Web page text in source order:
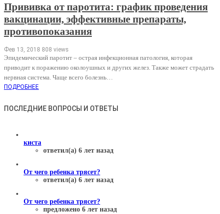
Прививка от паротита: график проведения
вакцинации, эффективные препараты,
противопоказания
Фев 13, 2018 808 views
Эпидемический паротит – острая инфекционная патология, которая
приводит к поражению околоушных и других желез. Также может страдать
нервная система. Чаще всего болезнь…
ПОДРОБНЕЕ
ПОСЛЕДНИЕ ВОПРОСЫ И ОТВЕТЫ
киста
ответил(а) 6 лет назад
От чего ребенка трясет?
ответил(а) 6 лет назад
От чего ребенка трясет?
предложено 6 лет назад